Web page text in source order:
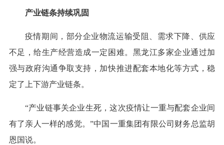
产业链条持续巩固
疫情期间，部分企业物流运输受阻、需求下降、供应
不足，给生产经营造成一定困难。黑龙江多家企业通过加
强与政府沟通争取支持，加快推进配套本地化等方式，稳
定了上下游产业链条。
“产业链事关企业生死，这次疫情让一重与配套企业间
有了亲人一样的感觉。”中国一重集团有限公司财务总监胡
恩国说。